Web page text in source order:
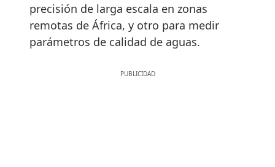
precisión de larga escala en zonas
remotas de África, y otro para medir
parámetros de calidad de aguas.